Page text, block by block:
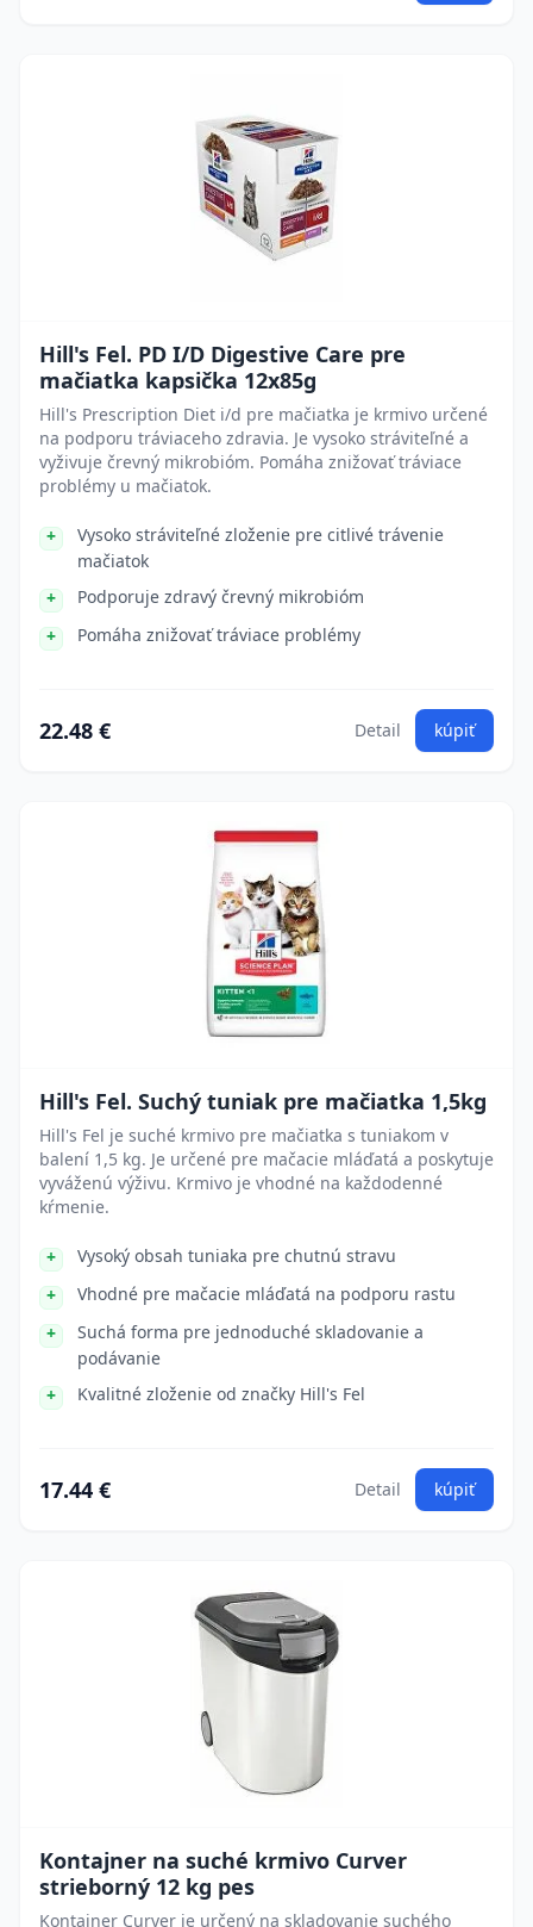
Hill's Fel. PD I/D Digestive Care pre
mačiatka kapsička 12x85g
Hill's Prescription Diet i/d pre mačiatka je krmivo určené
na podporu tráviaceho zdravia. Je vysoko stráviteľné a
vyživuje črevný mikrobióm. Pomáha znižovať tráviace
problémy u mačiatok.
Vysoko stráviteľné zloženie pre citlivé trávenie
mačiatok
Podporuje zdravý črevný mikrobióm
Pomáha znižovať tráviace problémy
22.48 € Detail kúpiť
Hill's Fel. Suchý tuniak pre mačiatka 1,5kg
Hill's Fel je suché krmivo pre mačiatka s tuniakom v
balení 1,5 kg. Je určené pre mačacie mláďatá a poskytuje
vyváženú výživu. Krmivo je vhodné na každodenné
kŕmenie.
Vysoký obsah tuniaka pre chutnú stravu
Vhodné pre mačacie mláďatá na podporu rastu
Suchá forma pre jednoduché skladovanie a
podávanie
Kvalitné zloženie od značky Hill's Fel
17.44 € Detail kúpiť
Kontajner na suché krmivo Curver
strieborný 12 kg pes
Kontajner Curver je určený na skladovanie suchého